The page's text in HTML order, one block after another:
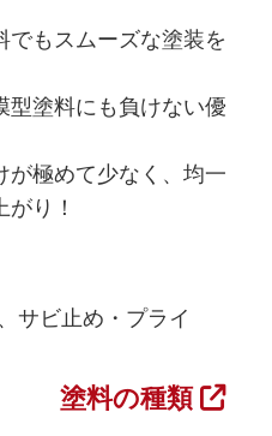
でもスムーズな塗装を
型塗料にも負けない優
が極めて少なく、均一
り！
サビ止め・プライ
塗料の種類